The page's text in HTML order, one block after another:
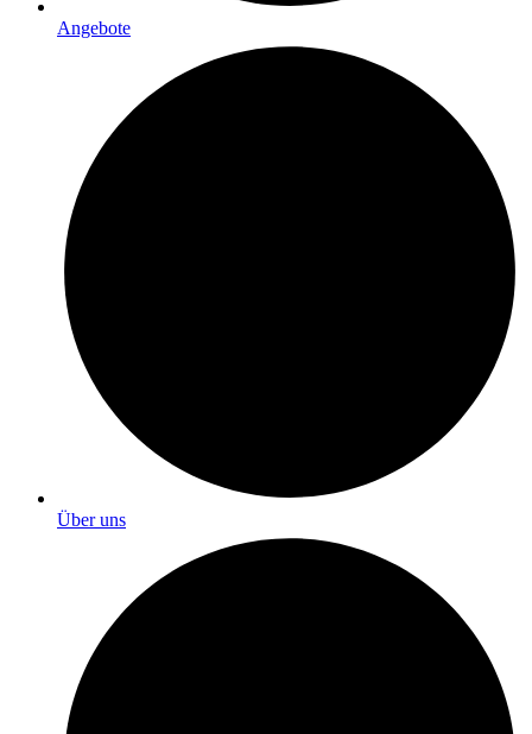
Angebote
Über uns